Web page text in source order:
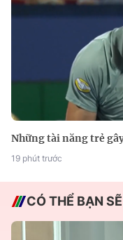
Những tài năng trẻ
19 phút trước
CÓ THỂ BẠN